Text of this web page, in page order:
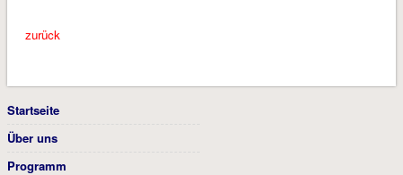
zurück
Startseite
Über uns
Programm